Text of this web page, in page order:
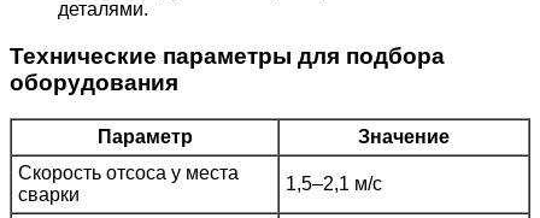
деталями.
Технические параметры для подбора
оборудования
Параметр
Значение
Скорость отсоса у места
сварки
1,5–2,1 м/с